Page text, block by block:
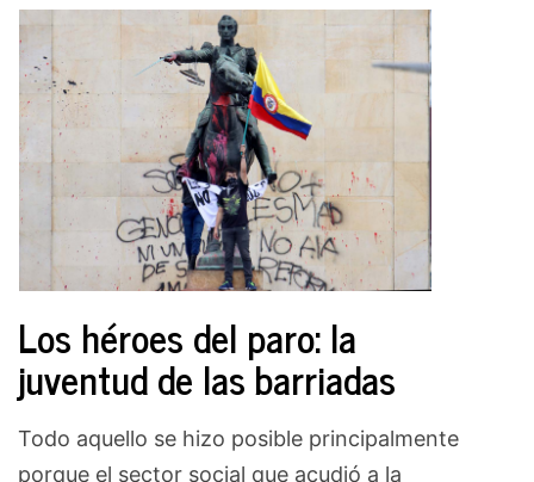
Los héroes del paro: la
juventud de las barriadas
Todo aquello se hizo posible principalmente
porque el sector social que acudió a la